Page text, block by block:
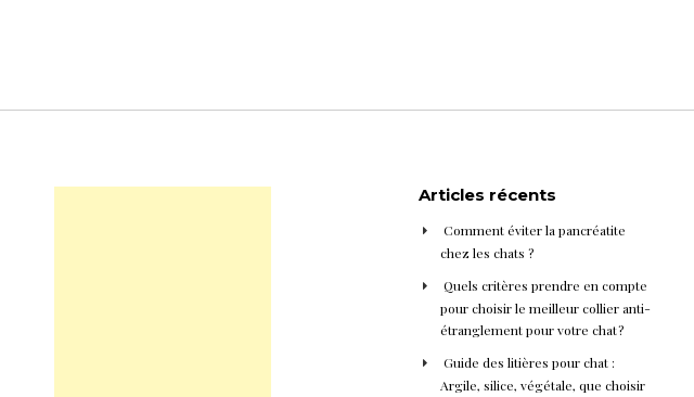
Articles récents
Comment éviter la pancréatite
chez les chats ?
Quels critères prendre en compte
pour choisir le meilleur collier anti-
étranglement pour votre chat ?
Guide des litières pour chat :
Argile, silice, végétale, que choisir